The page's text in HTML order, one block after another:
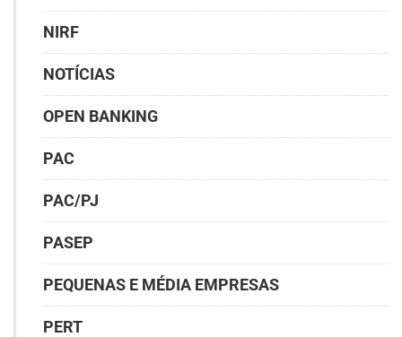
NIRF
NOTÍCIAS
OPEN BANKING
PAC
PAC/PJ
PASEP
PEQUENAS E MÉDIA EMPRESAS
PERT